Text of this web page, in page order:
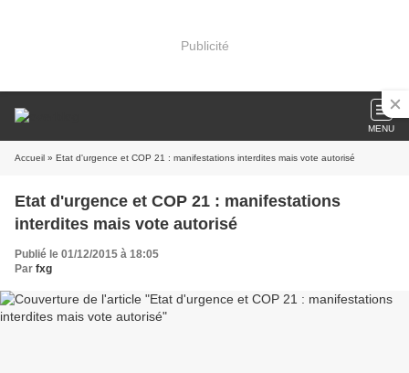
Publicité
MENU
Accueil » Etat d'urgence et COP 21 : manifestations interdites mais vote autorisé
Etat d'urgence et COP 21 : manifestations
interdites mais vote autorisé
Publié le 01/12/2015 à 18:05
Par fxg